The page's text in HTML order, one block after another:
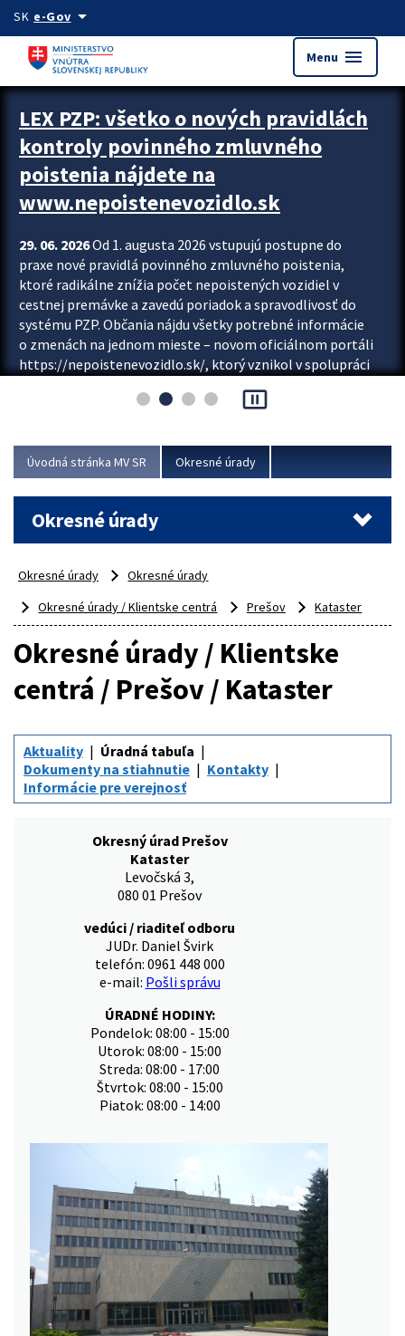
Preskocit na hlavný obsah
SK e-Govarrow_drop_down
Menu menu
Zastavit automatický posun upútavok
LEX PZP: všetko o nových pravidlách
kontroly povinného zmluvného
poistenia nájdete na
www.nepoistenevozidlo.sk
29. 06. 2026Od 1. augusta 2026 vstupujú postupne do
praxe nové pravidlá povinného zmluvného poistenia,
ktoré radikálne znížia počet nepoistených vozidiel v
cestnej premávke a zavedú poriadok a spravodlivosť do
systému PZP. Občania nájdu všetky potrebné informácie
o zmenách na jednom mieste – novom oficiálnom portáli
https://nepoistenevozidlo.sk/, ktorý vznikol v spolupráci
asociácie poisťovní (SLASPO) a Ministerstva vnútra SR.
Viac
pause_presentation
Úvodná stránka MV SR Okresné úrady
Okresné úrady
Okresné úrady
Okresné úrady
Okresné úrady / Klientske centrá
Prešov Kataster
Okresné úrady / Klientske
centrá / Prešov / Kataster
Aktuality
Úradná tabuľa
Dokumenty na stiahnutie
Kontakty
Informácie pre verejnosť
Okresný úrad Prešov
Kataster
Levočská 3,
080 01 Prešov
vedúci / riaditeľ odboru
JUDr. Daniel Švirk
telefón: 0961 448 000
e-mail: Pošli správu
ÚRADNÉ HODINY:
Pondelok: 08:00 - 15:00
Utorok: 08:00 - 15:00
Streda: 08:00 - 17:00
Štvrtok: 08:00 - 15:00
Piatok: 08:00 - 14:00